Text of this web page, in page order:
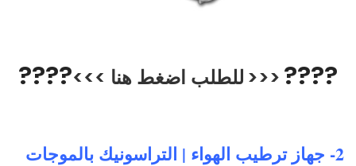
??
??
<<< للطلب اضغط هنا >>>
??
??
2- جهاز ترطيب الهواء | التراسونيك بالموجات